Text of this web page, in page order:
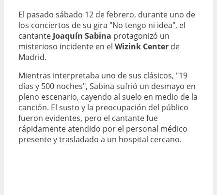
El pasado sábado 12 de febrero, durante uno de
los conciertos de su gira "No tengo ni idea", el
cantante Joaquín Sabina protagonizó un
misterioso incidente en el Wizink Center de
Madrid.
Mientras interpretaba uno de sus clásicos, "19
días y 500 noches", Sabina sufrió un desmayo en
pleno escenario, cayendo al suelo en medio de la
canción. El susto y la preocupación del público
fueron evidentes, pero el cantante fue
rápidamente atendido por el personal médico
presente y trasladado a un hospital cercano.